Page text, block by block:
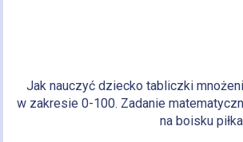
Jak nauczyć dziecko tabliczki
w zakresie 0-100. Zadanie
na boisku